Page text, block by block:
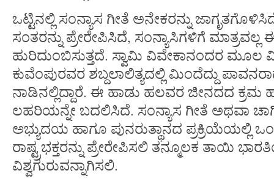
ಒಟ್ಟಿನಲ್ಲಿ ಸಂನ್ಯಾಸ ಗೀತೆ ಅನೇಕರನ್ನು
ಸಂತರನ್ನು ಪ್ರೇರೇಪಿಸಿದೆ, ಸಂನ್ಯಾಸಿಗಳಿಗೆ ಮಾತ್ರವಲ್ಲ
ಹುರಿದುಂಬಿಸುತ್ತದೆ. ಸ್ವಾಮಿ ವಿವೇಕಾನಂದರ ಮೂಲ
ಕುವೆಂಪುರವರ ಶಬ್ದಲಾಲಿತ್ಯದಲ್ಲಿ ಮಿಂದೆದ್ದು
ನಾಡಿನಲ್ಲಿದ್ದಾರೆ. ಈ ಹಾಡು ಹಲವರ ಜೀನದದ
ಲಹರಿಯನ್ನೇ ಬದಲಿಸಿದೆ. ಸಂನ್ಯಾಸ ಗೀತೆ ಅಥವಾ
ಅಭ್ಯುದಯ ಹಾಗೂ ಪುನರುತ್ಥಾನದ ಪ್ರಕ್ರಿಯೆಯಲ್ಲಿ
ರಾಷ್ಟ್ರಭಕ್ತರನ್ನು ಪ್ರೇರೇಪಿಸಲಿ ತನ್ಮೂಲಕ ತಾಯಿ
ವಿಶ್ವಗುರುವನ್ನಾಗಿಸಲಿ.